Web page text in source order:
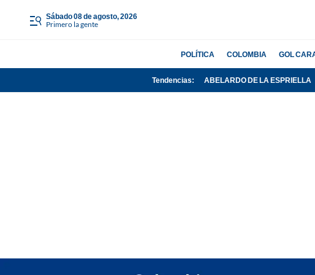
sábado 08 de agosto, 2026
Primero la gente
POLÍTICA COLOMBIA GOL
Tendencias: ABELARDO DE LA ESPRIELLA